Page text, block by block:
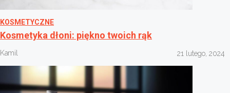
KOSMETYCZNE
Kosmetyka dłoni: piękno twoich rąk
Kamil 21 lutego, 2024